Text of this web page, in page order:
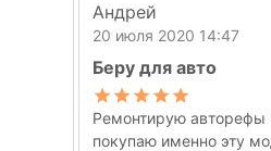
Андрей
20 июля 2020 14:47
Беру для авто
Ремонтирую авторефы
покупаю именно эту